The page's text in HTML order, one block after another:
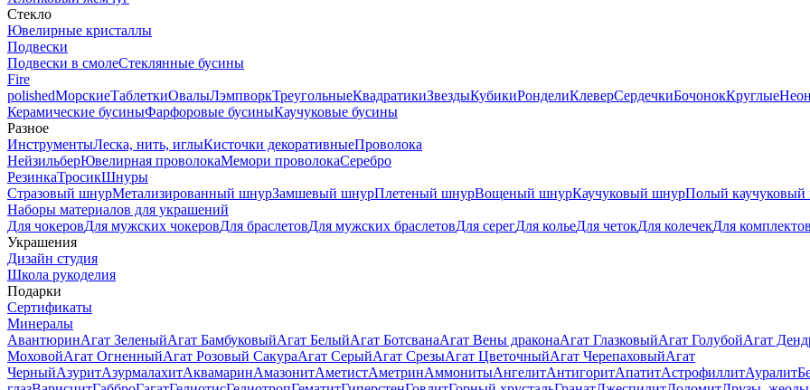
Стекло
Ювелирные кристаллы
Подвески
Подвески в смолеСтеклянные бусины
Fire
polishedМорскиеТаблеткиОвалыЛэмпворкТреугольныеКвадратикиЗвездыКубикиРонделиКлеверСердечкиБочонокКруглые
Керамические бусиныФарфоровые бусиныКаучуковые бусины
Разное
ИнструментыЛеска, нить, иглыКисточки декоративныеПроволока
НейзильберЮвелирная проволокаМемори проволокаСеребро
РезинкаТросикШнуры
Стразовый шнурМетализированный шнурЗамшевый шнурПлетеный шнурВощеный шнурКаучуковый шнурПолый
Наборы материалов для украшений
Для чокеровДля мужских чокеровДля браслетовДля мужских браслетовДля серегДля кольеДля четокДля колечекДля
Украшения
Дизайн студия
Школа рукоделия
Подарки
Сертификаты
Минералы
АвантюринАгат ЗеленыйАгат БамбуковыйАгат БелыйАгат БотсванаАгат Вены драконаАгат ГлазковыйАгат ГолубойАгат
МоховойАгат ОгненныйАгат Розовый СакураАгат СерыйАгат СрезыАгат ЦветочныйАгат ЧерепаховыйАгат
ЧерныйАзуритАзурмалахитАквамаринАмазонитАметистАметринАммонитыАнгелитАнтигоритАпатитАстрофиллитАуралит